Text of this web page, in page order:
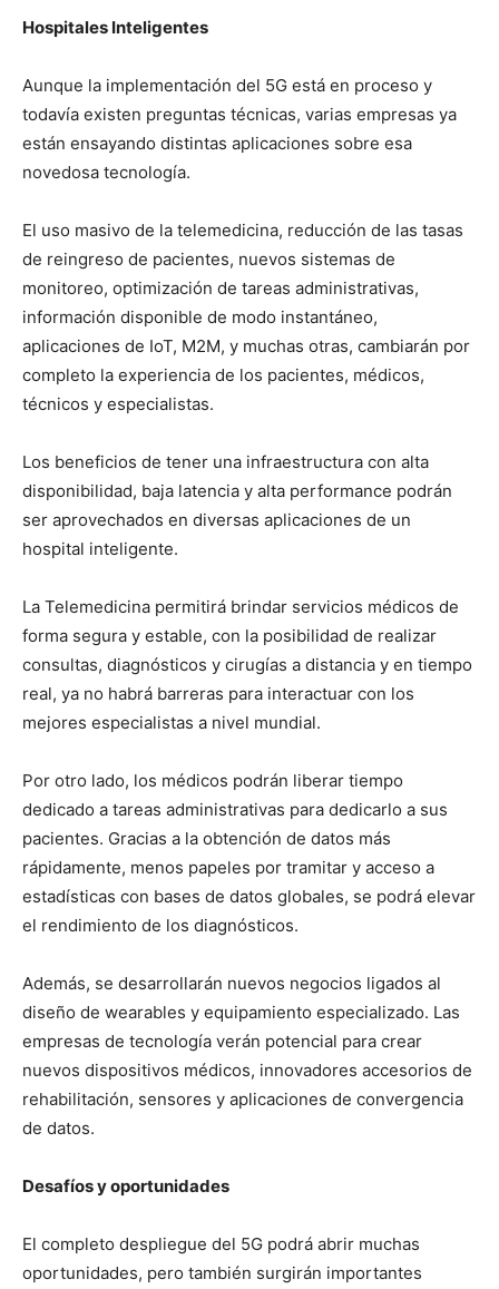
Hospitales Inteligentes
Aunque la implementación del 5G está en proceso y
todavía existen preguntas técnicas, varias empresas ya
están ensayando distintas aplicaciones sobre esa
novedosa tecnología.
El uso masivo de la telemedicina, reducción de las tasas
de reingreso de pacientes, nuevos sistemas de
monitoreo, optimización de tareas administrativas,
información disponible de modo instantáneo,
aplicaciones de IoT, M2M, y muchas otras, cambiarán por
completo la experiencia de los pacientes, médicos,
técnicos y especialistas.
Los beneficios de tener una infraestructura con alta
disponibilidad, baja latencia y alta performance podrán
ser aprovechados en diversas aplicaciones de un
hospital inteligente.
La Telemedicina permitirá brindar servicios médicos de
forma segura y estable, con la posibilidad de realizar
consultas, diagnósticos y cirugías a distancia y en tiempo
real, ya no habrá barreras para interactuar con los
mejores especialistas a nivel mundial.
Por otro lado, los médicos podrán liberar tiempo
dedicado a tareas administrativas para dedicarlo a sus
pacientes. Gracias a la obtención de datos más
rápidamente, menos papeles por tramitar y acceso a
estadísticas con bases de datos globales, se podrá elevar
el rendimiento de los diagnósticos.
Además, se desarrollarán nuevos negocios ligados al
diseño de wearables y equipamiento especializado. Las
empresas de tecnología verán potencial para crear
nuevos dispositivos médicos, innovadores accesorios de
rehabilitación, sensores y aplicaciones de convergencia
de datos.
Desafíos y oportunidades
El completo despliegue del 5G podrá abrir muchas
oportunidades, pero también surgirán importantes